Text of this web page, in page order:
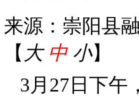
来源：崇阳县
【 大 中 小】
3月27日下午